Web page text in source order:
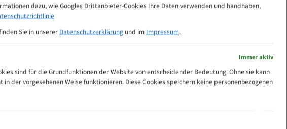
Zahnempfehlungs-Tabelle
dazu, wie Googles Drittanbieter-Cookies Ihre Daten verwenden und handhaben,
Sie in unserer Datenschutzerklärung und im Impressum.
Immer aktiv
sind für die Grundfunktionen der Website von entscheidender Bedeutung. Ohne sie kann
in der vorgesehenen Weise funktionieren. Diese Cookies speichern keine personenbezogenen